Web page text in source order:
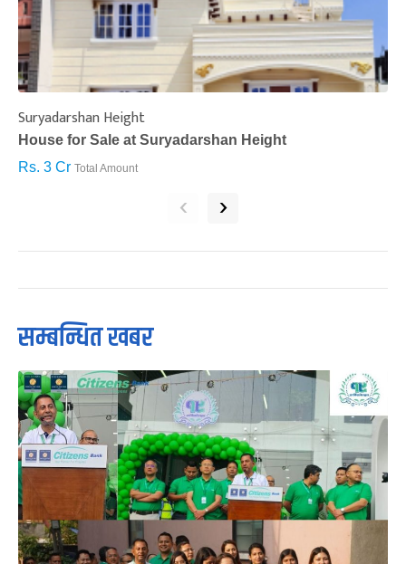
Suryadarshan Height
House for Sale at Suryadarshan Height
Rs. 3 Cr Total Amount
‹ ›
सम्बन्धित खबर